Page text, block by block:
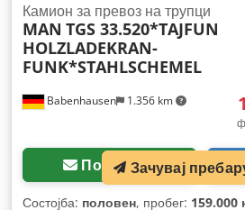
Babenhausen 1.356 km
Камион за превоз на трупци
MAN TGS 33.520*TAJFUN
HOLZLADEKRAN-
FUNK*STAHLSCHEMEL
Побарајте
Состојба: половен, пробег: 159.000
Зачувај